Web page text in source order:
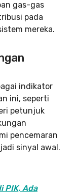
gas-gas
pada
mereka.
indikator
ini, seperti
petunjuk
pencemaran
sinyal awal.
PIK, Ada